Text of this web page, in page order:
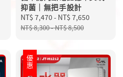
抑菌｜無把手設計
Sale
price
NT$ 7,470 - NT$ 7,650
NT$ 8,300-NT$ 8,500
優惠